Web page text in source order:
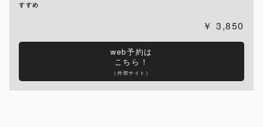
すすめ
3,850
web予約は
こちら！
（外部サイト）